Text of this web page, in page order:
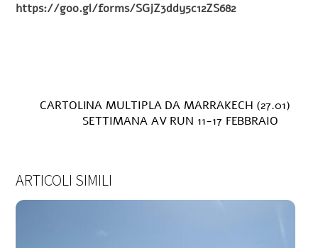
https://goo.gl/forms/SGjZ3ddy5c12ZS682
CARTOLINA MULTIPLA DA MARRAKECH (27.01)
SETTIMANA AV RUN 11-17 FEBBRAIO
ARTICOLI SIMILI